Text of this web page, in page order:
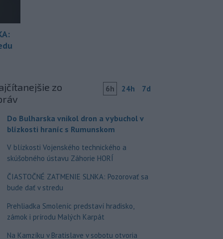
zo
6h 24h 7d
Do Bulharska vnikol dron a vybuchol v
blízkosti hraníc s Rumunskom
V blízkosti Vojenského technického a
skúšobného ústavu Záhorie HORÍ
ČIASTOČNÉ ZATMENIE SLNKA: Pozorovať sa
bude dať v stredu
Prehliadka Smoleníc predstaví hradisko,
zámok i prírodu Malých Karpát
Na Kamzíku v Bratislave v sobotu otvoria